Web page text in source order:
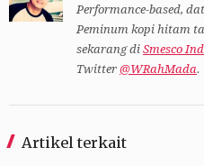
Performance-based,
Peminum kopi hitam
sekarang di Smesco
Twitter @WRahMada.
Artikel terkait